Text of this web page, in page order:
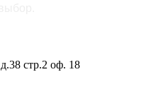
стр.2 оф. 18